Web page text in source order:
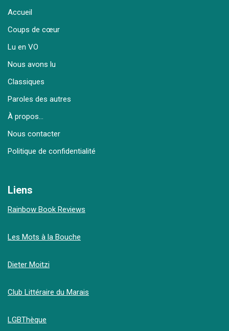
Accueil
Coups de cœur
Lu en VO
Nous avons lu
Classiques
Paroles des autres
À propos…
Nous contacter
Politique de confidentialité
Liens
Rainbow Book Reviews
Les Mots à la Bouche
Dieter Moitzi
Club Littéraire du Marais
LGBThèque